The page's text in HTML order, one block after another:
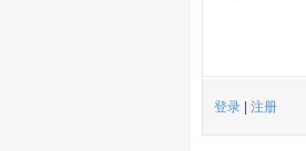
登录 注册